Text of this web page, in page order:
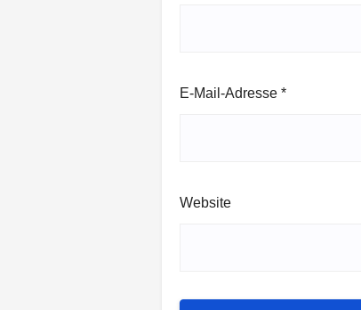
E-Mail-Adresse *
Website